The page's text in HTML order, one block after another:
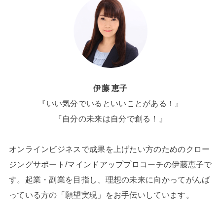
伊藤 恵子
『いい気分でいるといいことがある！』
『自分の未来は自分で創る！』
オンラインビジネスで成果を上げたい方のためのクロー
ジングサポート/マインドアッププロコーチの伊藤恵子で
す。起業・副業を目指し、理想の未来に向かってがんば
っている方の「願望実現」をお手伝いしています。